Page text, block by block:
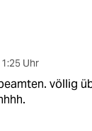
Uhr
völlig